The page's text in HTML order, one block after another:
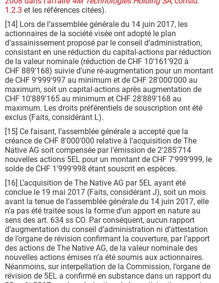
1.2.3 et les références citées).
[14] Lors de l’assemblée générale du 14 juin 2017, les
actionnaires de la société visée ont adopté le plan
d’assainissement proposé par le conseil d’administration,
consistant en une réduction du capital-actions par réduction
de la valeur nominale (réduction de CHF 10'161'920 à
CHF 889'168) suivie d’une ré-augmentation pour un montant
de CHF 9'999'997 au minimum et de CHF 28'000'000 au
maximum, soit un capital-actions après augmentation de
CHF 10'889'165 au minimum et CHF 28'889'168 au
maximum. Les droits préférentiels de souscription ont été
exclus (Faits, considérant L).
[15] Ce faisant, l’assemblée générale a accepté que la
créance de CHF 8'000'000 relative à l’acquisition de The
Native AG soit compensée par l’émission de 2'285'714
nouvelles actions 5EL pour un montant de CHF 7'999'999, le
solde de CHF 1'999'998 étant souscrit en espèces.
[16] L’acquisition de The Native AG par 5EL ayant été
conclue le 19 mai 2017 (Faits, considérant J), soit un mois
avant la tenue de l’assemblée générale du 14 juin 2017, elle
n’a pas été traitée sous la forme d’un apport en nature au
sens des art. 634 ss CO. Par conséquent, aucun rapport
d’augmentation du conseil d’administration ni d’attestation
de l’organe de révision confirmant la couverture, par l’apport
des actions de The Native AG, de la valeur nominale des
nouvelles actions émises n’a été soumis aux actionnaires.
Néanmoins, sur interpellation de la Commission, l’organe de
révision de 5EL a confirmé en substance dans un rapport du